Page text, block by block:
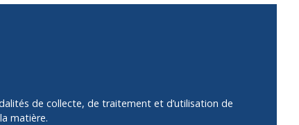
de collecte, de traitement et d’utilisation de
matière.